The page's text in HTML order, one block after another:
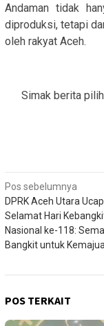
Andaman tidak
diproduksi, tetapi
oleh rakyat Aceh.
Simak berita
Navigasi
pos
Pos sebelumnya
DPRK Aceh Utara
Selamat Hari
Nasional ke-118:
Bangkit untuk
POS TERKAIT